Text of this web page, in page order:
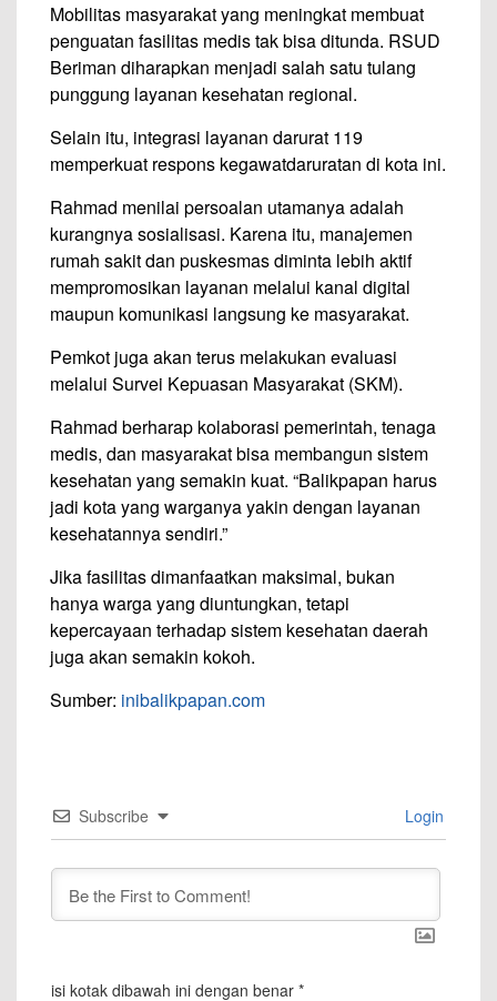
Mobilitas masyarakat yang meningkat membuat
penguatan fasilitas medis tak bisa ditunda. RSUD
Beriman diharapkan menjadi salah satu tulang
punggung layanan kesehatan regional.
Selain itu, integrasi layanan darurat 119
memperkuat respons kegawatdaruratan di kota ini.
Rahmad menilai persoalan utamanya adalah
kurangnya sosialisasi. Karena itu, manajemen
rumah sakit dan puskesmas diminta lebih aktif
mempromosikan layanan melalui kanal digital
maupun komunikasi langsung ke masyarakat.
Pemkot juga akan terus melakukan evaluasi
melalui Survei Kepuasan Masyarakat (SKM).
Rahmad berharap kolaborasi pemerintah, tenaga
medis, dan masyarakat bisa membangun sistem
kesehatan yang semakin kuat. “Balikpapan harus
jadi kota yang warganya yakin dengan layanan
kesehatannya sendiri.”
Jika fasilitas dimanfaatkan maksimal, bukan
hanya warga yang diuntungkan, tetapi
kepercayaan terhadap sistem kesehatan daerah
juga akan semakin kokoh.
Sumber: inibalikpapan.com
Subscribe Login
isi kotak dibawah ini dengan benar *